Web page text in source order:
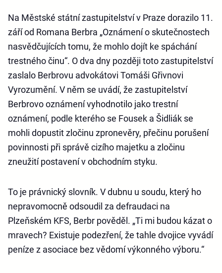
Na Městské státní zastupitelství v Praze dorazilo 11.
září od Romana Berbra „Oznámení o skutečnostech
nasvědčujících tomu, že mohlo dojít ke spáchání
trestného činu“. O dva dny později toto zastupitelství
zaslalo Berbrovu advokátovi Tomáši Gřivnovi
Vyrozumění. V něm se uvádí, že zastupitelství
Berbrovo oznámení vyhodnotilo jako trestní
oznámení, podle kterého se Fousek a Šidliák se
mohli dopustit zločinu zpronevěry, přečinu porušení
povinnosti při správě cizího majetku a zločinu
zneužití postavení v obchodním styku.
To je právnický slovník. V dubnu u soudu, který ho
nepravomocně odsoudil za defraudaci na
Plzeňském KFS, Berbr pověděl. „Ti mi budou kázat o
mravech? Existuje podezření, že tahle dvojice vyvádí
peníze z asociace bez vědomí výkonného výboru.“